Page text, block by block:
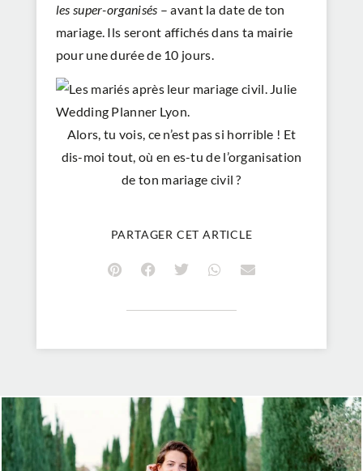
les super-organisés – avant la date de ton
mariage. Ils seront affichés dans ta mairie
pour une durée de 10 jours.
Alors, tu vois, ce n’est pas si horrible ! Et
dis-moi tout, où en es-tu de l’organisation
de ton mariage civil ?
PARTAGER CET ARTICLE